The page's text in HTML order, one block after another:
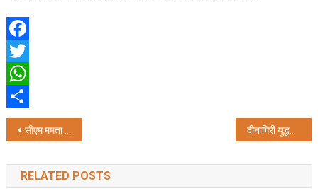
Facebook
Twitter
WhatsApp
Share
Post
navigation
सीएम ममता बनर्जी की सुरक्षा में सेंध, रात भार रहा सीएम के आवास में ￼ दीनागिरी युद्धपोत का रक्षा मंत्री कोलकाता में करेंगे जलावतरण
RELATED POSTS